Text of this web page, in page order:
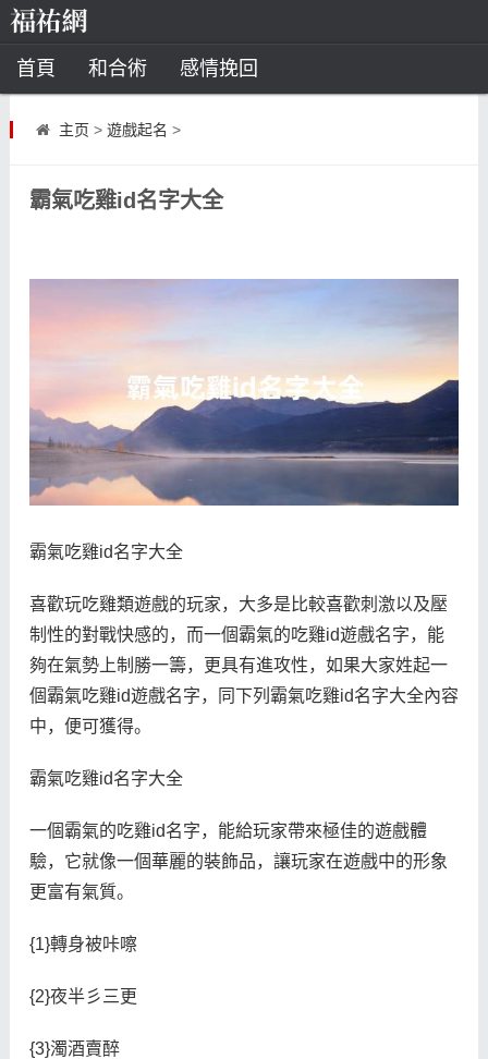
首頁 和合術 感情挽回
道教法事
星座
射手座
八字命理 八字合婚 運勢測算
主页 > 遊戲起名 >
霸氣吃雞id名字大全
霸氣吃雞id名字大全
喜歡玩吃雞類遊戲的玩家，大多是比較喜歡刺激以及壓
制性的對戰快感的，而一個霸氣的吃雞id遊戲名字，能
夠在氣勢上制勝一籌，更具有進攻性，如果大家姓起一
個霸氣吃雞id遊戲名字，同下列霸氣吃雞id名字大全內容
中，便可獲得。
霸氣吃雞id名字大全
一個霸氣的吃雞id名字，能給玩家帶來極佳的遊戲體
驗，它就像一個華麗的裝飾品，讓玩家在遊戲中的形象
更富有氣質。
{1}轉身被咔嚓
{2}夜半彡三更
{3}濁酒賣醉